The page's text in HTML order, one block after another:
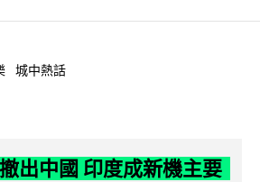
城中熱話
出中國 印度成新機主要